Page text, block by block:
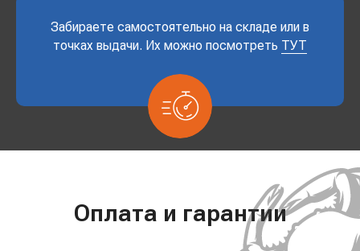
Забираете самостоятельно на складе или в
точках выдачи. Их можно посмотреть ТУТ
Оплата и гарантии